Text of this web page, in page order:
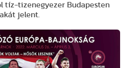
tíz-tizenegyezer Budapesten
jelent.